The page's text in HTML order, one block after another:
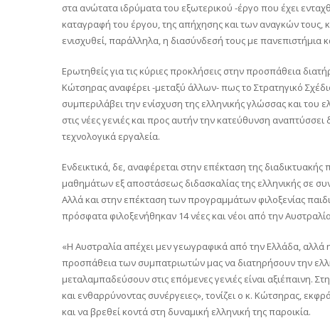
στα ανώτατα ιδρύματα του εξωτερικού -έργο που έχει
καταγραφή του έργου, της απήχησης και των αναγκών τους,
ενισχυθεί, παράλληλα, η διασύνδεσή τους με πανεπιστήμια
Ερωτηθείς για τις κύριες προκλήσεις στην προσπάθεια
Κώτσηρας αναφέρει -μεταξύ άλλων- πως το Στρατηγικό
συμπεριλάβει την ενίσχυση της ελληνικής γλώσσας και του
στις νέες γενιές και προς αυτήν την κατεύθυνση
τεχνολογικά εργαλεία.
Ενδεικτικά, δε, αναφέρεται στην επέκταση της
μαθημάτων εξ αποστάσεως διδασκαλίας της ελληνικής σε
Αλλά και στην επέκταση των προγραμμάτων φιλοξενίας
πρόσφατα φιλοξενήθηκαν 14 νέες και νέοι από την
«Η Αυστραλία απέχει μεν γεωγραφικά από την Ελλάδα, αλλά
προσπάθεια των συμπατριωτών μας να διατηρήσουν την
μεταλαμπαδεύσουν στις επόμενες γενιές είναι αξιέπαινη.
και ενθαρρύνοντας συνέργειες», τονίζει ο κ. Κώτσηρας,
και να βρεθεί κοντά στη δυναμική ελληνική της παροικία.